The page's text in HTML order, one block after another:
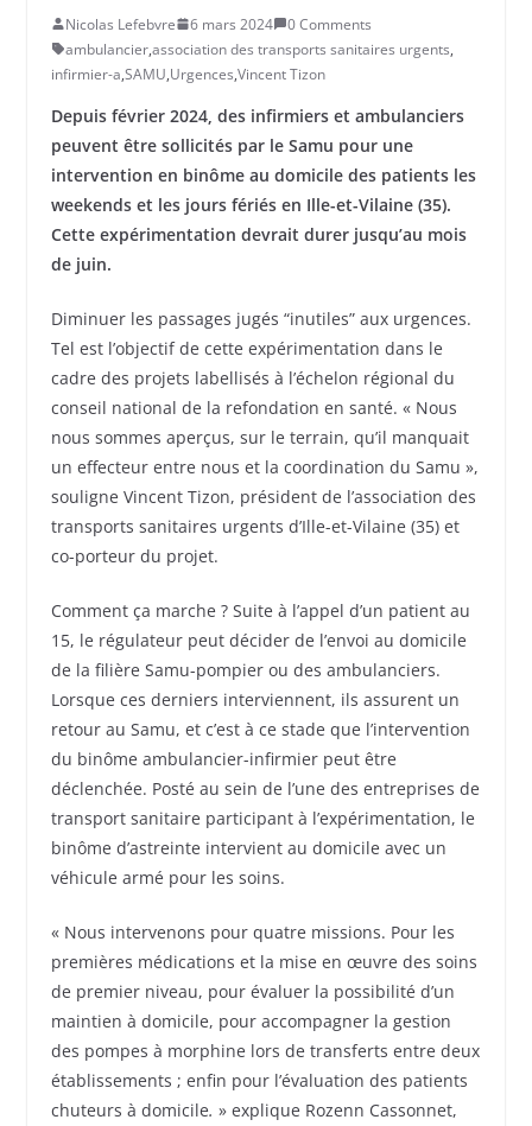
Nicolas Lefebvre 6 mars 2024
0 Comments
ambulancier,association des transports sanitaires urgents,
infirmier-a,SAMU,Urgences,Vincent Tizon
Depuis février 2024, des infirmiers et ambulanciers
peuvent être sollicités par le Samu pour une
intervention en binôme au domicile des patients les
weekends et les jours fériés en Ille-et-Vilaine (35).
Cette expérimentation devrait durer jusqu’au mois
de juin.
Diminuer les passages jugés “inutiles” aux urgences.
Tel est l’objectif de cette expérimentation dans le
cadre des projets labellisés à l’échelon régional du
conseil national de la refondation en santé. « Nous
nous sommes aperçus, sur le terrain, qu’il manquait
un effecteur entre nous et la coordination du Samu »,
souligne Vincent Tizon, président de l’association des
transports sanitaires urgents d’Ille-et-Vilaine (35) et
co-porteur du projet.
Comment ça marche ? Suite à l’appel d’un patient au
15, le régulateur peut décider de l’envoi au domicile
de la filière Samu-pompier ou des ambulanciers.
Lorsque ces derniers interviennent, ils assurent un
retour au Samu, et c’est à ce stade que l’intervention
du binôme ambulancier-infirmier peut être
déclenchée. Posté au sein de l’une des entreprises de
transport sanitaire participant à l’expérimentation, le
binôme d’astreinte intervient au domicile avec un
véhicule armé pour les soins.
« Nous intervenons pour quatre missions. Pour les
premières médications et la mise en œuvre des soins
de premier niveau, pour évaluer la possibilité d’un
maintien à domicile, pour accompagner la gestion
des pompes à morphine lors de transferts entre deux
établissements ; enfin pour l’évaluation des patients
chuteurs à domicile. » explique Rozenn Cassonnet,